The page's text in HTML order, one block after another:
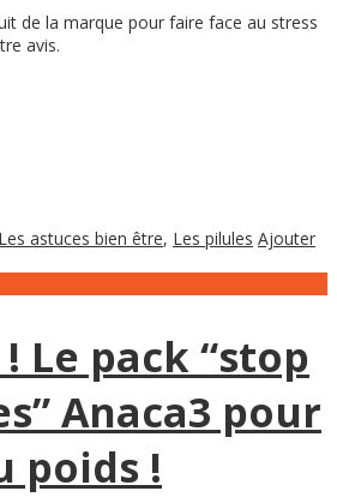
de la marque pour faire face au stress
avis.
Les astuces bien être, Les pilules Ajouter
Le pack “stop
Anaca3 pour
poids !